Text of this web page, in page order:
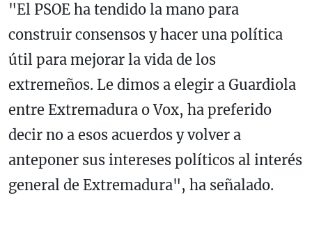
"El PSOE ha tendido la mano para
construir consensos y hacer una política
útil para mejorar la vida de los
extremeños. Le dimos a elegir a Guardiola
entre Extremadura o Vox, ha preferido
decir no a esos acuerdos y volver a
anteponer sus intereses políticos al interés
general de Extremadura", ha señalado.